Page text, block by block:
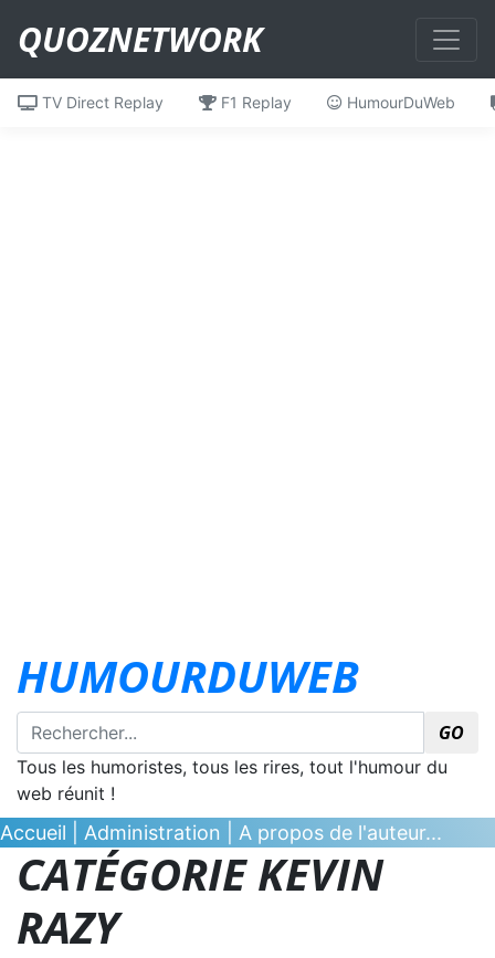
QUOZNETWORK
TV Direct Replay F1 Replay HumourDuWeb
HUMOURDUWEB
GO
Tous les humoristes, tous les rires, tout l'humour du
web réunit !
Accueil Administration A propos de l'auteur...
CATÉGORIE KEVIN
RAZY